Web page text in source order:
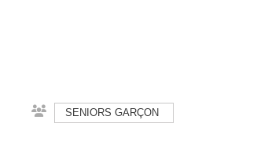
SENIORS GARÇON